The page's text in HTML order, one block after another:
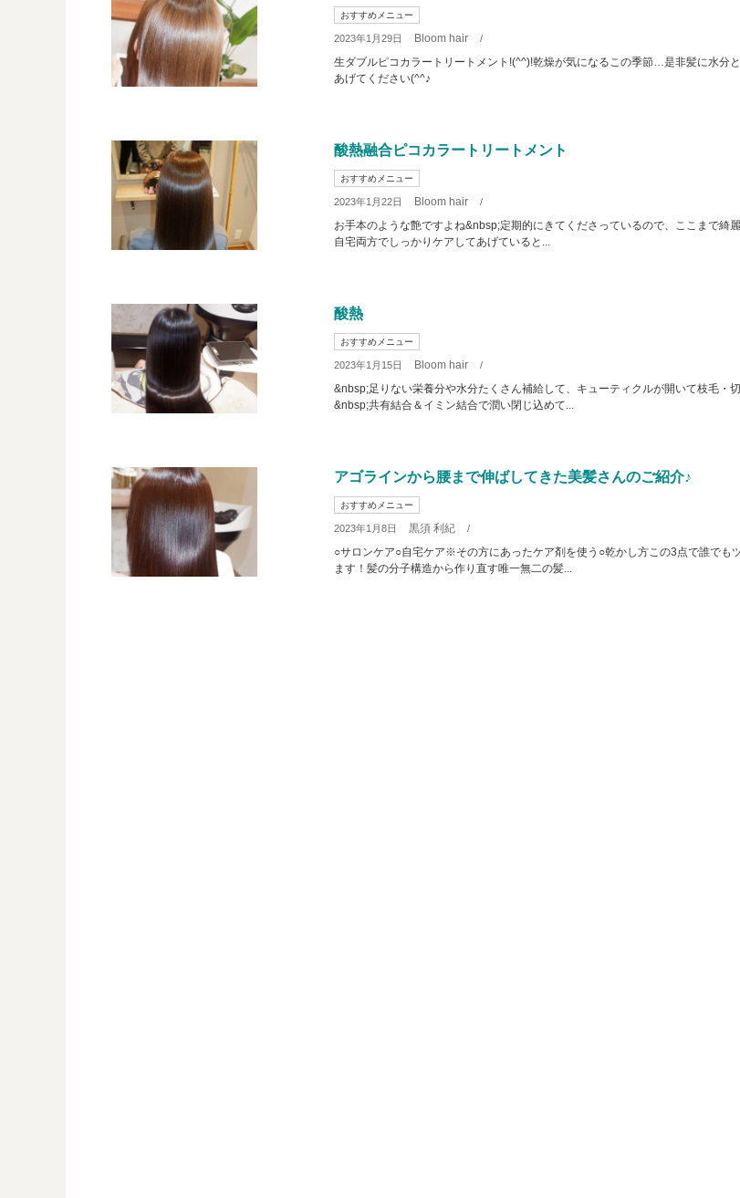
おすすめメニュー
2023年1月29日 Bloom hair /
生ダブルピコカラートリートメント!(^^)!乾燥が気になるこの季節…是非髪に水分
あげてください(^^♪
酸熱融合ピコカラートリートメント
おすすめメニュー
2023年1月22日 Bloom hair /
お手本のような艶ですよね&nbsp;定期的にきてくださっているので、ここまで綺
自宅両方でしっかりケアしてあげていると...
酸熱
おすすめメニュー
2023年1月15日 Bloom hair /
&nbsp;足りない栄養分や水分たくさん補給して、キューティクルが開いて枝毛・
&nbsp;共有結合＆イミン結合で潤い閉じ込めて...
アゴラインから腰まで伸ばしてきた美髪さんのご紹介♪
おすすめメニュー
2023年1月8日 黒須 利紀 /
○サロンケア○自宅ケア※その方にあったケア剤を使う○乾かし方この3点で誰でも
ます！髪の分子構造から作り直す唯一無二の髪...